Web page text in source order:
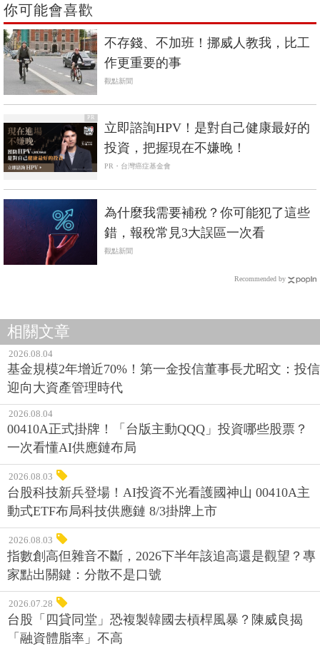
你可能會喜歡
不存錢、不加班！挪威人教我，比工
作更重要的事
觀點新聞
PR
立即諮詢HPV！是對自己健康最好的
投資，把握現在不嫌晚！
PR・台灣癌症基金會
為什麼我需要補稅？你可能犯了這些
錯，報稅常見3大誤區一次看
觀點新聞
Recommended by
相關文章
2026.08.04
基金規模2年增近70%！第一金投信董事長尤昭文：投信
迎向大資產管理時代
2026.08.04
00410A正式掛牌！「台版主動QQQ」投資哪些股票？
一次看懂AI供應鏈布局
2026.08.03
台股科技新兵登場！AI投資不光看護國神山 00410A主
動式ETF布局科技供應鏈 8/3掛牌上市
2026.08.03
指數創高但雜音不斷，2026下半年該追高還是觀望？專
家點出關鍵：分散不是口號
2026.07.28
台股「四貸同堂」恐複製韓國去槓桿風暴？陳威良揭
「融資體脂率」不高